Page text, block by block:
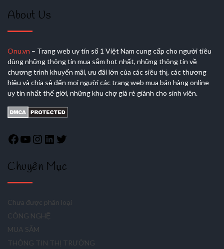
About Us
Onu.vn – Trang web uy tín số 1 Việt Nam cung cấp cho người tiêu
dùng những thông tin mua sắm hot nhất, những thông tin về
chương trình khuyến mãi, ưu đãi lớn của các siêu thị, các thương
hiệu và chia sẻ đến mọi người các trang web mua bán hàng online
uy tín nhất thế giới, những khu chợ giá rẻ giành cho sinh viên.
Chuyên Mục
Chưa được phân loại
CÔNG NGHỆ
MUA SẮM
THÔNG TIN THỊ TRƯỜNG